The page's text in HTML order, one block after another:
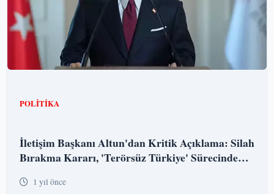
POLITIKA
İletişim Başkanı Altun'dan Kritik Açıklama: Silah
Bırakma Kararı, 'Terörsüz Türkiye' Sürecinde
1 yıl önce